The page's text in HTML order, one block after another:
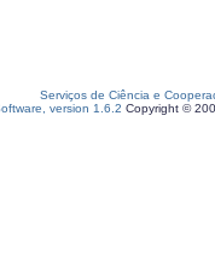
Serviços de Ciência e
version 1.6.2 Copyright ©